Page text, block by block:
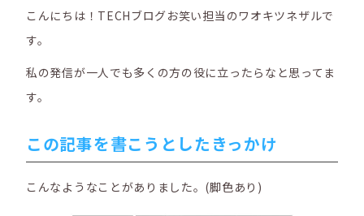
こんにちは！TECHブログお笑い担当のワオキツネザルで
す。
私の発信が一人でも多くの方の役に立ったらなと思ってま
す。
この記事を書こうとしたきっかけ
こんなようなことがありました。(脚色あり)